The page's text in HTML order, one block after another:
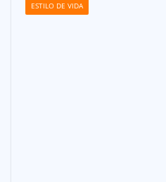
ESTILO DE VIDA